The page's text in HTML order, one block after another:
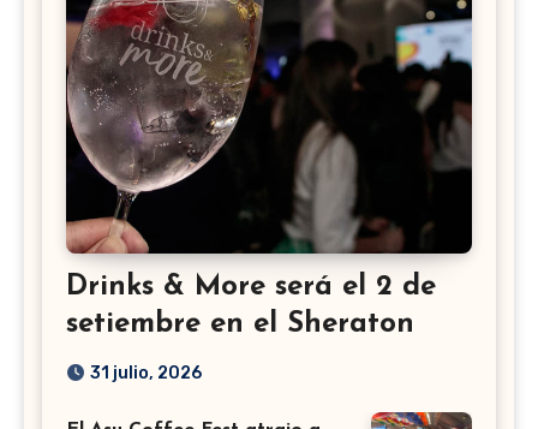
Drinks & More será el 2 de
setiembre en el Sheraton
31 julio, 2026